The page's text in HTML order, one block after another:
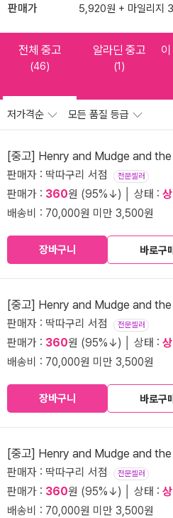
판매가 5,920원 + 마일리지
전체 중고
(46)
알라딘 중고
(1)
저가격순 모든 품질 등급
[중고] Henry and Mudge and
판매자 : 딱따구리 서점 전문셀러
판매가 : 360원 (95%↓) │ 상태 : 상
배송비 : 70,000원 미만 3,500원
장바구니 바로구
[중고] Henry and Mudge and
판매자 : 딱따구리 서점 전문셀러
판매가 : 360원 (95%↓) │ 상태 : 상
배송비 : 70,000원 미만 3,500원
장바구니 바로구
[중고] Henry and Mudge and
판매자 : 딱따구리 서점 전문셀러
판매가 : 360원 (95%↓) │ 상태 : 상
배송비 : 70,000원 미만 3,500원